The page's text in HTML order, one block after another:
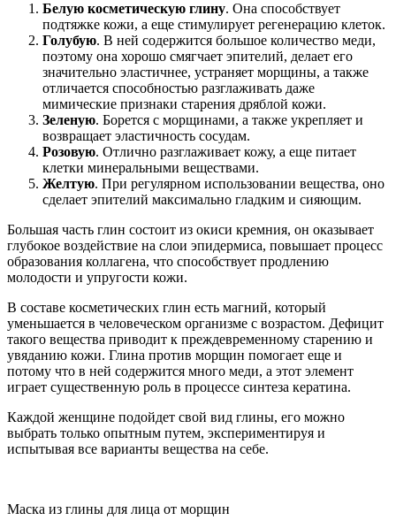
Белую косметическую глину. Она способствует
подтяжке кожи, а еще стимулирует регенерацию клеток.
Голубую. В ней содержится большое количество меди,
поэтому она хорошо смягчает эпителий, делает его
значительно эластичнее, устраняет морщины, а также
отличается способностью разглаживать даже
мимические признаки старения дряблой кожи.
Зеленую. Борется с морщинами, а также укрепляет и
возвращает эластичность сосудам.
Розовую. Отлично разглаживает кожу, а еще питает
клетки минеральными веществами.
Желтую. При регулярном использовании вещества, оно
сделает эпителий максимально гладким и сияющим.
Большая часть глин состоит из окиси кремния, он оказывает
глубокое воздействие на слои эпидермиса, повышает процесс
образования коллагена, что способствует продлению
молодости и упругости кожи.
В составе косметических глин есть магний, который
уменьшается в человеческом организме с возрастом. Дефицит
такого вещества приводит к преждевременному старению и
увяданию кожи. Глина против морщин помогает еще и
потому что в ней содержится много меди, а этот элемент
играет существенную роль в процессе синтеза кератина.
Каждой женщине подойдет свой вид глины, его можно
выбрать только опытным путем, экспериментируя и
испытывая все варианты вещества на себе.
Маска из глины для лица от морщин